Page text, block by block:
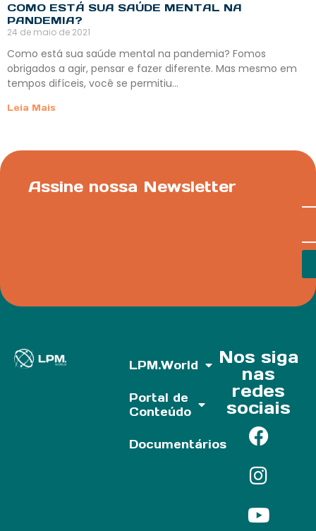
COMO ESTÁ SUA SAÚDE MENTAL NA
PANDEMIA?
24 de maio de 2021
Como está sua saúde mental na pandemia? Fomos
obrigados a agir, pensar e fazer diferente. Mas mesmo em
tempos difíceis, você se permitiu…
Leia Mais
Assine nossa Newsletter
LPM.World
Portal de
Conteúdo
Documentários
Nos siga
nas
redes
sociais